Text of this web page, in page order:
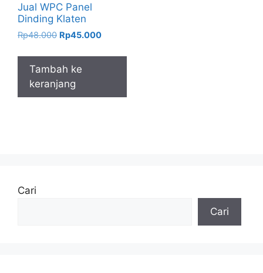
Jual WPC Panel
Dinding Klaten
Rp48.000 Harga
adalah:
Rp48.000.
Rp45.000Harga
ini
Tambah ke
keranjang
Cari
Cari